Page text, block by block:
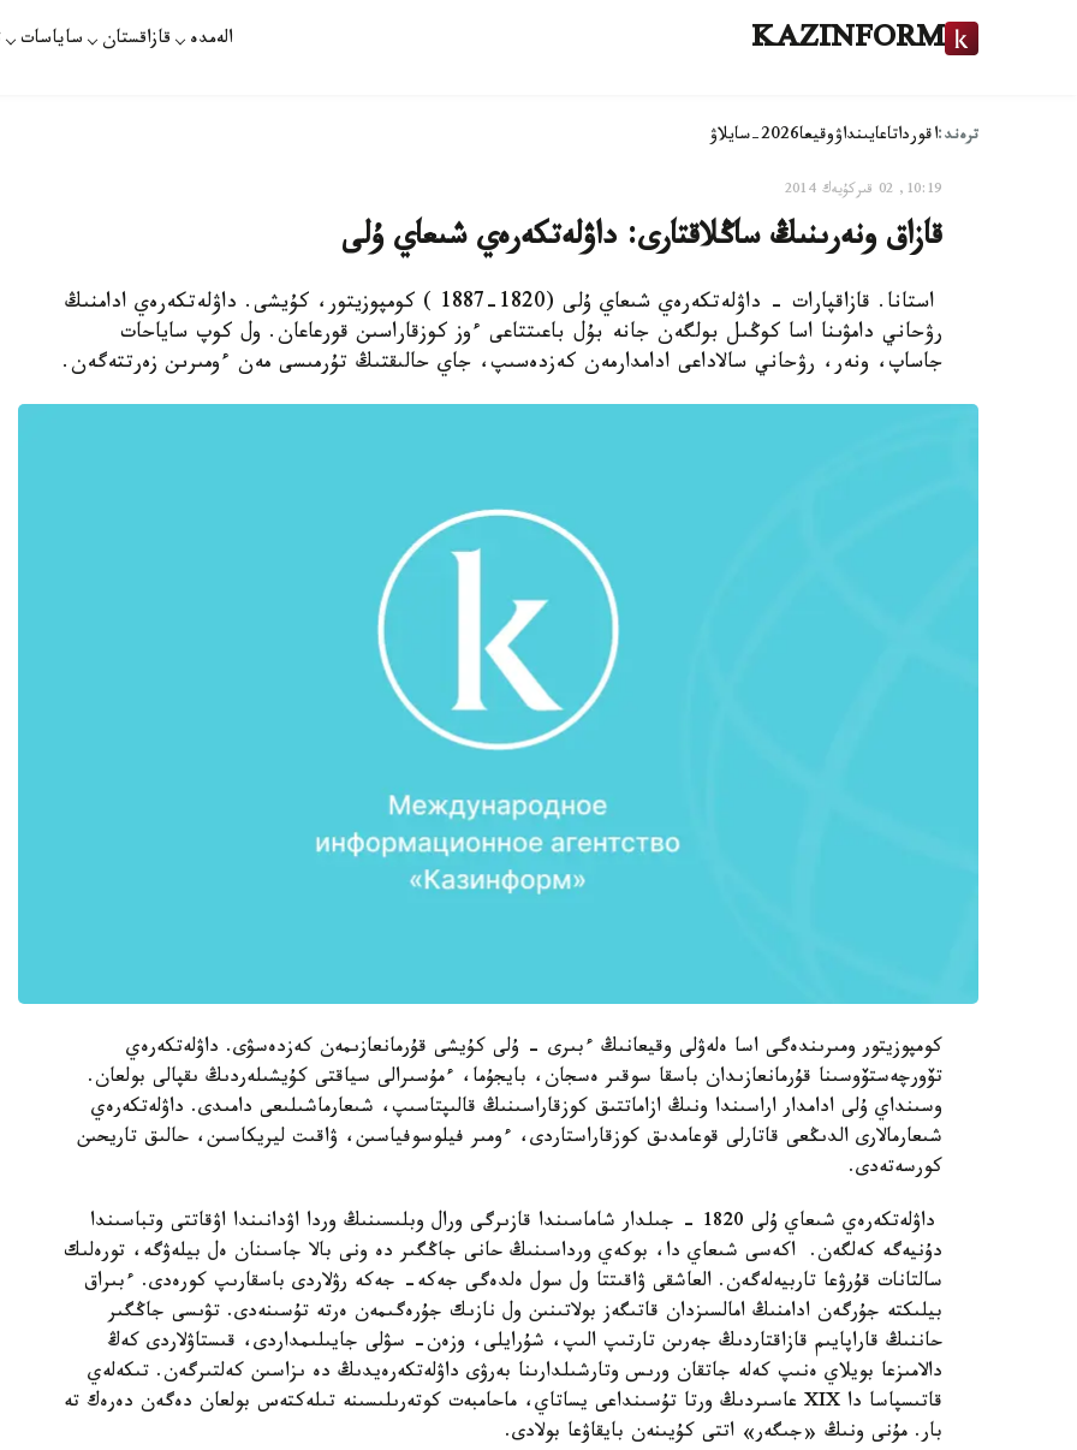
KAZINFORM الەمدە قازاقستان ساياسات
ترەند:اقورداتاعايىنداۋوقيعا2026-سايلاۋ
10:19, 02 قىركۇيەك 2014
قازاق ونەرىنىڭ ساڭلاقتارى: داۋلەتكەرەي شىعاي ۇلى
استانا. قازاقپارات - داۋلەتكەرەي شىعاي ۇلى (1820-1887 ) كومپوزيتور، كۇيشى. داۋلەتكەرەي ادامنىڭ
رۋحاني دامۋىنا اسا كوڭىل بولگەن جانە بۇل باعىتتاعى ءوز كوزقاراسىن قورعاعان. ول كوپ ساياحات
جاساپ، ونەر، رۋحاني سالاداعى ادامدارمەن كەزدەسىپ، جاي حالىقتىڭ تۇرمىسى مەن ءومىرىن زەرتتەگەن.
كومپوزيتور ومىرىندەگى اسا ەلەۋلى وقيعانىڭ ءبىرى - ۇلى كۇيشى قۇرمانعازىمەن كەزدەسۋى. داۋلەتكەرەي
تۆورچەستۆوسىنا قۇرمانعازىدان باسقا سوقىر ەسجان، بايجۇما، ءمۇسىرالى سياقتى كۇيشىلەردىڭ ىقپالى بولعان.
وسىنداي ۇلى ادامدار اراسىندا ونىڭ ازاماتتىق كوزقاراسىنىڭ قالىپتاسىپ، شىعارماشىلىعى دامىدى. داۋلەتكەرەي
شىعارمالارى الدىڭعى قاتارلى قوعامدىق كوزقاراستاردى، ءومىر فيلوسوفياسىن، ۋاقىت ليريكاسىن، حالىق تاريحىن
كورسەتەدى.
داۋلەتكەرەي شىعاي ۇلى 1820 - جىلدار شاماسىندا قازىرگى ورال وبلىسىنىڭ وردا اۋدانىندا اۋقاتتى وتباسىندا
دۇنيەگە كەلگەن. اكەسى شىعاي دا، بوكەي ورداسىنىڭ حانى جاڭگىر دە ونى بالا جاسىنان ەل بيلەۋگە، تورەلىك
سالتانات قۇرۋعا تاربيەلەگەن. العاشقى ۋاقىتتا ول سول ەلدەگى جەكە- جەكە رۋلاردى باسقارىپ كورەدى. ءبىراق
بيلىكتە جۇرگەن ادامنىڭ امالسىزدان قاتىگەز بولاتىنىن ول نازىك جۇرەگىمەن ەرتە تۇسىنەدى. تۋىسى جاڭگىر
حاننىڭ قاراپايىم قازاقتاردىڭ جەرىن تارتىپ الىپ، شۇرايلى، وزەن- سۋلى جايىلىمداردى، قىستاۋلاردى كەڭ
دالامىزعا بويلاي ەنىپ كەلە جاتقان ورىس وتارشىلدارىنا بەرۋى داۋلەتكەرەيدىڭ دە ىزاسىن كەلتىرگەن. تىكەلەي
قاتىسپاسا دا XIX عاسىردىڭ ورتا تۇسىنداعى يساتاي، ماحامبەت كوتەرىلىسىنە تىلەكتەس بولعان دەگەن دەرەك تە
بار. مۇنى ونىڭ «جىگەر» اتتى كۇيىنەن بايقاۋعا بولادى.